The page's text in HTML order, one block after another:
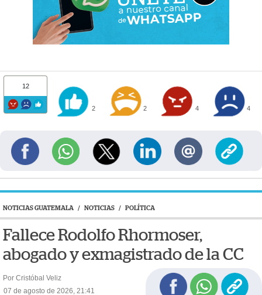
12
2 2 4 4
NOTICIAS GUATEMALA / NOTICIAS / POLÍTICA
Fallece Rodolfo Rhormoser,
abogado y exmagistrado de la CC
Por Cristóbal Veliz
07 de agosto de 2026, 21:41